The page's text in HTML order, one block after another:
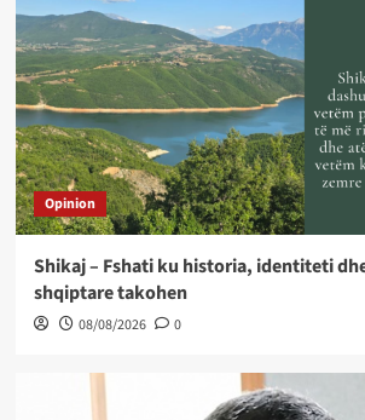
Opinion
Shikaj – Fshati ku historia, identiteti
shqiptare takohen
08/08/2026 0